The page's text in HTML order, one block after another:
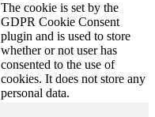
The cookie is set by the
GDPR Cookie Consent
plugin and is used to store
whether or not user has
consented to the use of
cookies. It does not store any
personal data.